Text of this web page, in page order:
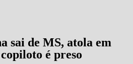
sai de MS, atola em
é preso